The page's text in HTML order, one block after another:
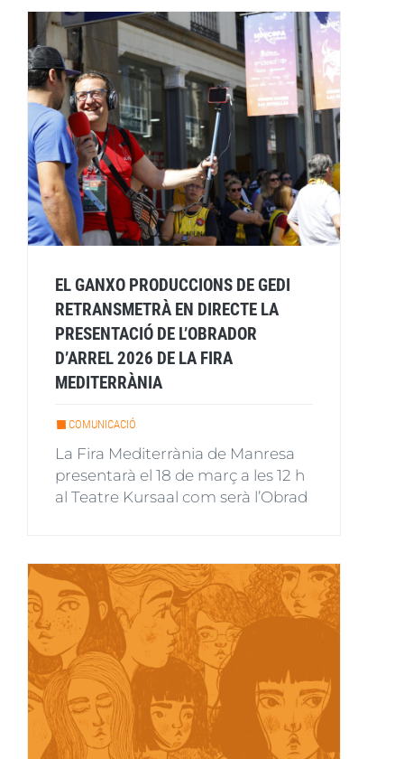
EL GANXO PRODUCCIONS DE GEDI
RETRANSMETRÀ EN DIRECTE LA
PRESENTACIÓ DE L’OBRADOR
D’ARREL 2026 DE LA FIRA
MEDITERRÀNIA
COMUNICACIÓ
La Fira Mediterrània de Manresa
presentarà el 18 de març a les 12 h
al Teatre Kursaal com serà l’Obrad